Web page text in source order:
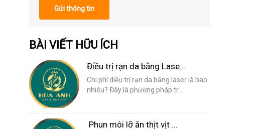
Gửi thông tin
BÀI VIẾT HỮU ÍCH
Điều trị rạn da bằng Lase...
Chi phí điều trị rạn da bằng laser là bao
nhiêu? Đây là phương pháp tr...
Phun môi lỡ ăn thịt vịt ...